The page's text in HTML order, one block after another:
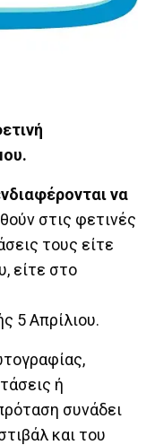
να
στις φετινές
τους είτε
είτε στο
5 Απρίλιου.
ή
συνάδει
και του